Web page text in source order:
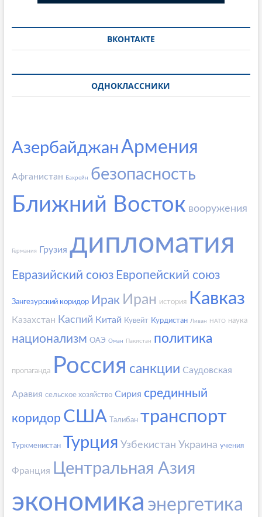
ВКОНТАКТЕ
ОДНОКЛАССНИКИ
АзербайджанАрмения
Афганистан Бахрейн безопасность
Ближний Восток вооружения
Германия Грузия дипломатия
Евразийский союз Европейский союз
Зангезурский коридор Ирак Иран история Кавказ
Казахстан Каспий Китай Кувейт Курдистан Ливан НАТО наука
национализм ОАЭ Оман Пакистан политика
пропаганда Россия санкции Саудовская
Аравия сельское хозяйство Сирия срединный
коридор США Талибан транспорт
Туркменистан Турция Узбекистан Украина учения
Франция Центральная Азия
экономика энергетика